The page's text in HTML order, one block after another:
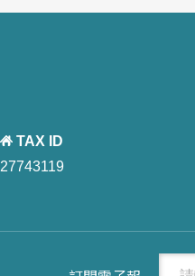
TAX ID
27743119